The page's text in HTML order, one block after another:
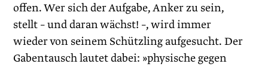
offen. Wer sich der Aufgabe, Anker zu sein,
stellt – und daran wächst! –, wird immer
wieder von seinem Schützling aufgesucht. Der
Gabentausch lautet dabei: »physische gegen